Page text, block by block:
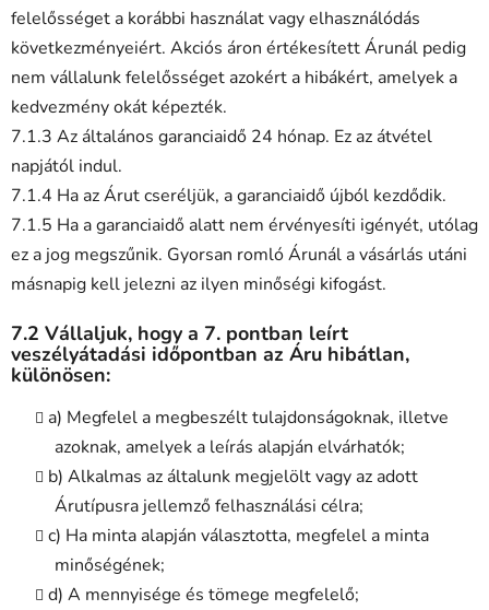
felelősséget a korábbi használat vagy elhasználódás
következményeiért. Akciós áron értékesített Árunál pedig
nem vállalunk felelősséget azokért a hibákért, amelyek a
kedvezmény okát képezték.
7.1.3 Az általános garanciaidő 24 hónap. Ez az átvétel
napjától indul.
7.1.4 Ha az Árut cseréljük, a garanciaidő újból kezdődik.
7.1.5 Ha a garanciaidő alatt nem érvényesíti igényét, utólag
ez a jog megszűnik. Gyorsan romló Árunál a vásárlás utáni
másnapig kell jelezni az ilyen minőségi kifogást.
7.2 Vállaljuk, hogy a 7. pontban leírt
veszélyátadási időpontban az Áru hibátlan,
különösen:
a) Megfelel a megbeszélt tulajdonságoknak, illetve
azoknak, amelyek a leírás alapján elvárhatók;
b) Alkalmas az általunk megjelölt vagy az adott
Árutípusra jellemző felhasználási célra;
c) Ha minta alapján választotta, megfelel a minta
minőségének;
d) A mennyisége és tömege megfelelő;